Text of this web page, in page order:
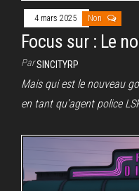
4 mars 2025 Non
Focus sur : Le
ParSINCITYRP
Mais qui est le nouveau
en tant qu’agent police